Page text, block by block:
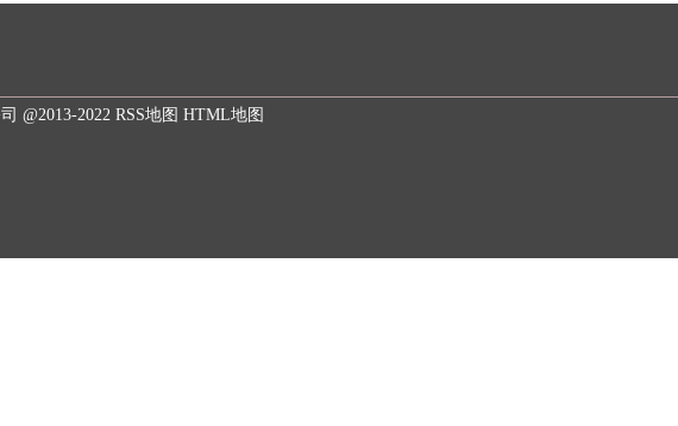
@2013-2022 RSS地图 HTML地图